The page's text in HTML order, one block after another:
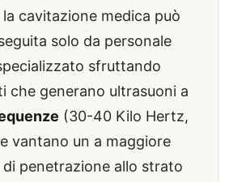
cavitazione medica può
solo da personale
sfruttando
che generano ultrasuoni a
(30-40 Kilo Hertz,
vantano un a maggiore
penetrazione allo strato